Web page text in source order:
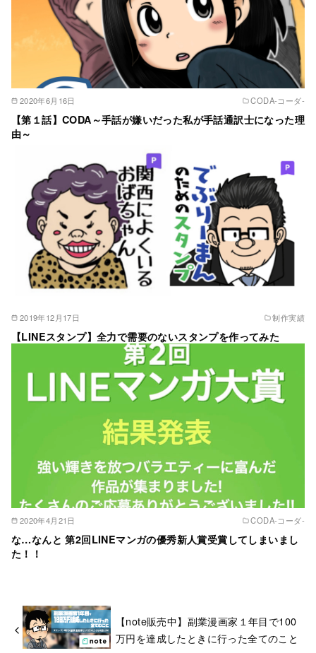
2020年6月16日 CODA‐コーダ‐
【第１話】CODA～手話が嫌いだった私が手話通訳士になった理
由～
2019年12月17日 制作実績
【LINEスタンプ】全力で需要のないスタンプを作ってみた
2020年4月21日 CODA‐コーダ‐
な…なんと 第2回LINEマンガの優秀新人賞受賞してしまいまし
た！！
【note販売中】副業漫画家１年目で100
万円を達成したときに行った全てのこと